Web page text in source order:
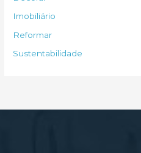
p
o
r
Imobiliário
Reformar
Sustentabilidade